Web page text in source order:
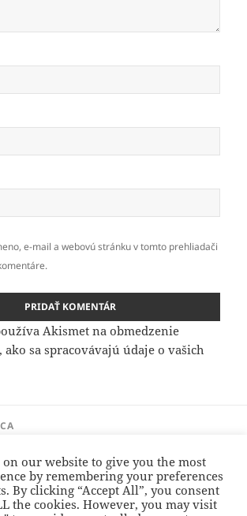
e-mail a webovú stránku v tomto prehliadači
Akismet na obmedzenie
ako sa spracovávajú údaje o vašich
on our website to give you the most
by remembering your preferences
By clicking “Accept All”, you consent
the cookies. However, you may visit